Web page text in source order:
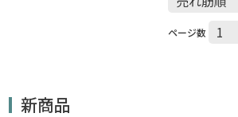
ページ数
新商品